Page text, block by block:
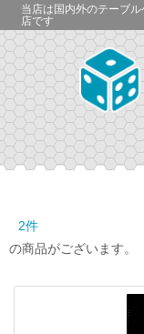
当店は国内外のテーブ
店です
2件
の商品がございます。